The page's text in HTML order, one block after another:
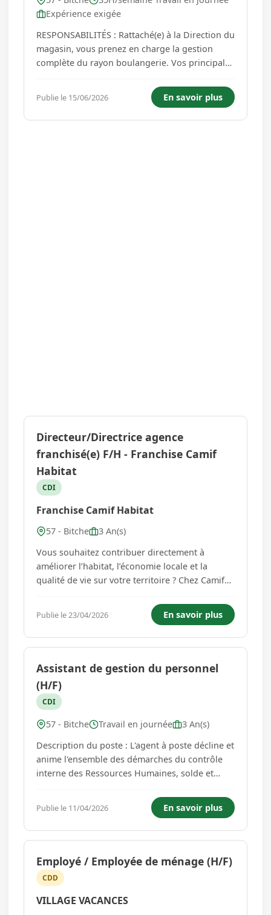
Expérience exigée
RESPONSABILITÉS : Rattaché(e) à la Direction du
magasin, vous prenez en charge la gestion
complète du rayon boulangerie. Vos principales
d'affaires et optimiser la rentabilité de votre
secteur....
Publie le 15/06/2026 En savoir plus
Directeur/Directrice agence
franchisé(e) F/H - Franchise Camif
Habitat
CDI
Franchise Camif Habitat
57 - Bitche
3 An(s)
Vous souhaitez contribuer directement à
améliorer l’habitat, l’économie locale et la
qualité de vie sur votre territoire ? Chez Camif
avec un modèle responsable et utile, au plus
près des particuliers et des artisans locaux.
Notre missio...
Publie le 23/04/2026 En savoir plus
Assistant de gestion du personnel
(H/F)
CDI
57 - Bitche Travail en journée
3 An(s)
Description du poste : L'agent à poste décline et
anime l'ensemble des démarches du contrôle
interne des Ressources Humaines, solde et
cas de problème identifié ou d'obsolescence du
contrôle. En s'appuyant sur le journal des
saisies qui permet d...
Publie le 11/04/2026 En savoir plus
Employé / Employée de ménage (H/F)
CDD
VILLAGE VACANCES